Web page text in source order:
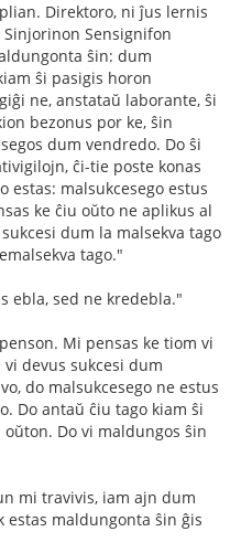
Direktoro, ni ĵus lernis
Sensignifon
ŝin: dum
ŝi pasigis horon
ne, anstataŭ laborante, ŝi
bezonus por ke, ŝin
dum vendredo. Do ŝi
ĉi-tie poste konas
estas: malsukcesego estus
ke ĉiu oŭto ne aplikus al
dum la malsekva tago
tago."
ebla, sed ne kredebla."
Mi pensas ke tiom vi
devus sukcesi dum
do malsukcesego ne estus
Do antaŭ ĉiu tago kiam ŝi
Do vi maldungos ŝin
mi travivis, iam ajn dum
estas maldungonta ŝin ĝis